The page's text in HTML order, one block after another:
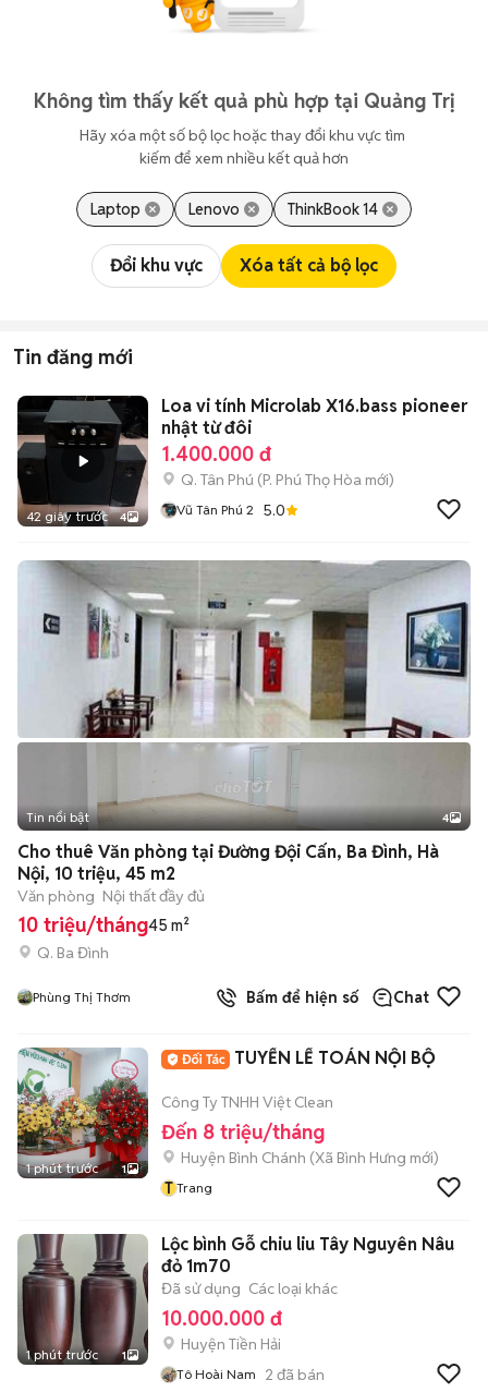
Không tìm thấy kết quả phù hợp tại Quảng Trị
Hãy xóa một số bộ lọc hoặc thay đổi khu vực tìm
kiếm để xem nhiều kết quả hơn
Laptop Lenovo ThinkBook 14
Đổi khu vực Xóa tất cả bộ lọc
Tin đăng mới
42 giây trước 4
Loa vi tính Microlab X16.bass pioneer
nhật từ đôi
1.400.000 đ
Q. Tân Phú (P. Phú Thọ Hòa mới)
Vũ Tân Phú 2 5.0
Tin nổi bật 4
Cho thuê Văn phòng tại Đường Đội Cấn, Ba Đình, Hà
Nội, 10 triệu, 45 m2
Văn phòng Nội thất đầy đủ
10 triệu/tháng45 m²
Q. Ba Đình
Phùng Thị Thơm Bấm để hiện số Chat
1 phút trước 1
TUYỂN LẾ TOÁN NỘI BỘ
Công Ty TNHH Việt Clean
Đến 8 triệu/tháng
Huyện Bình Chánh (Xã Bình Hưng mới)
T Trang
1 phút trước 1
Lộc bình Gỗ chiu liu Tây Nguyên Nâu
đỏ 1m70
Đã sử dụng Các loại khác
10.000.000 đ
Huyện Tiền Hải
Tô Hoài Nam 2 đã bán